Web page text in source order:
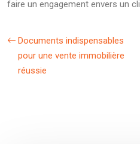
faire un engagement envers un
Documents indispensables
pour une vente immobilière
réussie